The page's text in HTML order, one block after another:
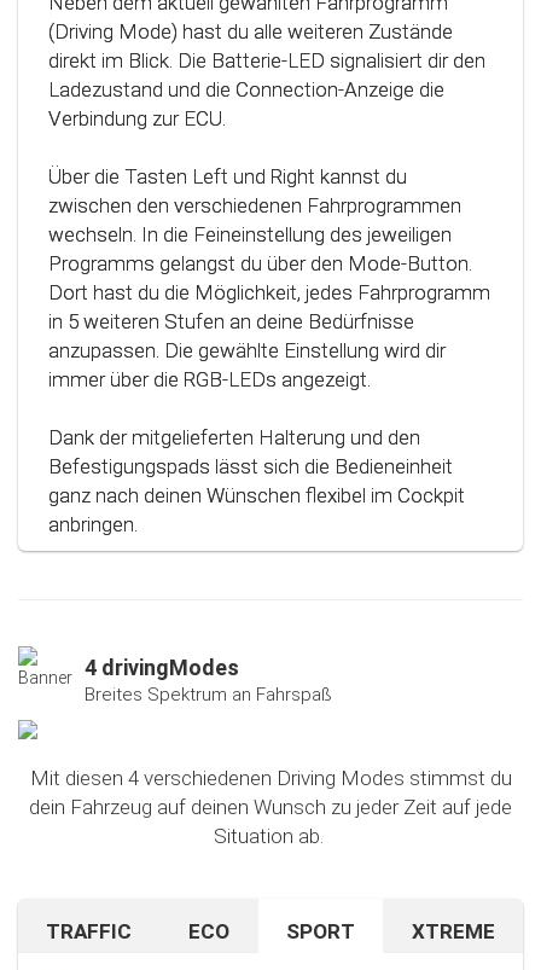
(Driving Mode) hast du alle weiteren Zustände
direkt im Blick. Die Batterie-LED signalisiert dir den
Ladezustand und die Connection-Anzeige die
Verbindung zur ECU.
Über die Tasten Left und Right kannst du
zwischen den verschiedenen Fahrprogrammen
wechseln. In die Feineinstellung des jeweiligen
Programms gelangst du über den Mode-Button.
Dort hast du die Möglichkeit, jedes Fahrprogramm
in 5 weiteren Stufen an deine Bedürfnisse
anzupassen. Die gewählte Einstellung wird dir
immer über die RGB-LEDs angezeigt.
Dank der mitgelieferten Halterung und den
Befestigungspads lässt sich die Bedieneinheit
ganz nach deinen Wünschen flexibel im Cockpit
anbringen.
analysiert und zu einem optimierten individuellen
Kennfeld verarbeitet. Dadurch werden die
einzelnen Fahrmodi (Fahrprogramme)
automatisch an die Charakteristik des Gaspedals
Technologie werden alle Potenziale deines
Fahrzeuges erkannt und können optimal genutzt
werden.
4 drivingModes
Breites Spektrum an Fahrspaß
Mit diesen 4 verschiedenen Driving Modes stimmst du
dein Fahrzeug auf deinen Wunsch zu jeder Zeit auf jede
Situation ab.
TRAFFIC ECO SPORT XTREME
Bist du auf unbekanntem Terrain oder in dichtem
Sparen beim Fahren? Mit diesem cleveren
Falls du nach dem Ausprobieren unseres Sport-